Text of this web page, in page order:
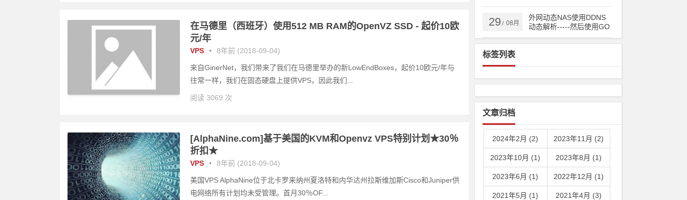
在马德里（西班牙）使用512 MB RAM的OpenVZ SSD - 起价10欧
元/年
VPS • 8年前 (2018-09-04)
来自GinerNet，我们带来了我们在马德里举办的新LowEndBoxes，起价10欧元/年与
往常一样，我们在固态硬盘上提供VPS，因此我们...
阅读 3069 次
[AlphaNine.com]基于美国的KVM和Openvz VPS特别计划★30％
折扣★
VPS • 8年前 (2018-09-04)
美国VPS AlphaNine位于北卡罗来纳州夏洛特和内华达州拉斯维加斯Cisco和Juniper供
电网络所有计划均未受管理。首月30％OF...
29/ 08月
外网动态NAS使用DDNS
动态解析-----然后使用GO
DADDY跟踪IP实现顶级域
名或者二级域名直接实时
标签列表
文章归档
2024年2月 (2) 2023年11月 (2)
2023年10月 (1) 2023年8月 (1)
2023年6月 (1) 2022年12月 (1)
2021年5月 (1) 2021年4月 (3)